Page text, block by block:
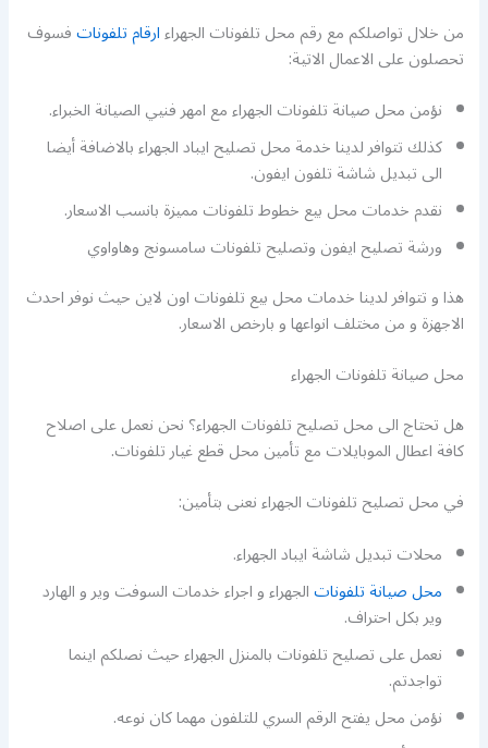
من خلال تواصلكم مع رقم محل تلفونات الجهراءارقام تلفوناتفسوف
تحصلون على الاعمال الاتية:
نؤمن محل صيانة تلفونات الجهراء مع امهر فنيي الصيانة الخبراء.
كذلك تتوافر لدينا خدمة محل تصليح ايباد الجهراء بالاضافة أيضا
الى تبديل شاشة تلفون ايفون.
نقدم خدمات محل بيع خطوط تلفونات مميزة بانسب الاسعار.
ورشة تصليح ايفون وتصليح تلفونات سامسونج وهاواوي
هذا و تتوافر لدينا خدمات محل بيع تلفونات اون لاين حيث نوفر احدث
الاجهزة و من مختلف انواعها و بارخص الاسعار.
محل صيانة تلفونات الجهراء
هل تحتاج الى محل تصليح تلفونات الجهراء؟ نحن نعمل على اصلاح
كافة اعطال الموبايلات مع تأمين محل قطع غيار تلفونات.
في محل تصليح تلفونات الجهراء نعنى بتأمين:
محلات تبديل شاشة ايباد الجهراء.
محل صيانة تلفوناتالجهراء و اجراء خدمات السوفت وير و الهارد
وير بكل احتراف.
نعمل على تصليح تلفونات بالمنزل الجهراء حيث نصلكم اينما
تواجدتم.
نؤمن محل يفتح الرقم السري للتلفون مهما كان نوعه.